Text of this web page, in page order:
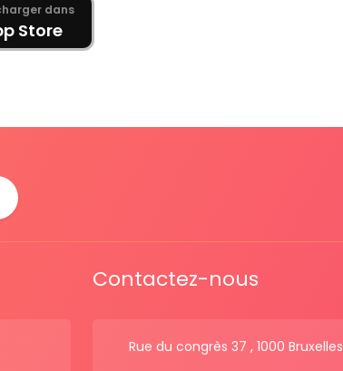
dans
Store
Contactez-nous
Rue du congrès 37 , 1000 Bruxelles